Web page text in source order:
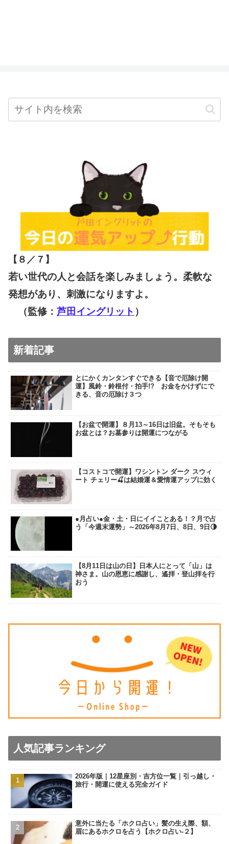
【８／７ 】
若い世代の人と会話を楽しみましょう。柔軟な
発想があり、刺激になりますよ。
（監修： 芦田イングリット ）
新着記事
とにかくカンタンすぐできる【音で厄除け開
運】風鈴・鈴根付・拍手!? お金をかけずにで
きる、音の厄除け３つ
【お盆で開運】８月13～16日は旧盆。そもそも
お盆とは？お墓参りは開運につながる
【コストコで開運】ワシントン ダーク スウィ
ート チェリー🍒は結婚運＆愛情運アップに効く
●月占い●金・土・日にイイことある！？月で占
う「今週末運勢」～2026年8月7日、8日、9日🌗
【8月11日は山の日】日本人にとって「山」は
神さま。山の恩恵に感謝し、遙拝・登山拝を行
おう
人気記事ランキング
2026年版｜12星座別・吉方位一覧｜引っ越し・
旅行・開運に使える完全ガイド
意外に当たる「ホクロ占い」髪の生え際、額、
眉にあるホクロを占う【ホクロ占い‐２】